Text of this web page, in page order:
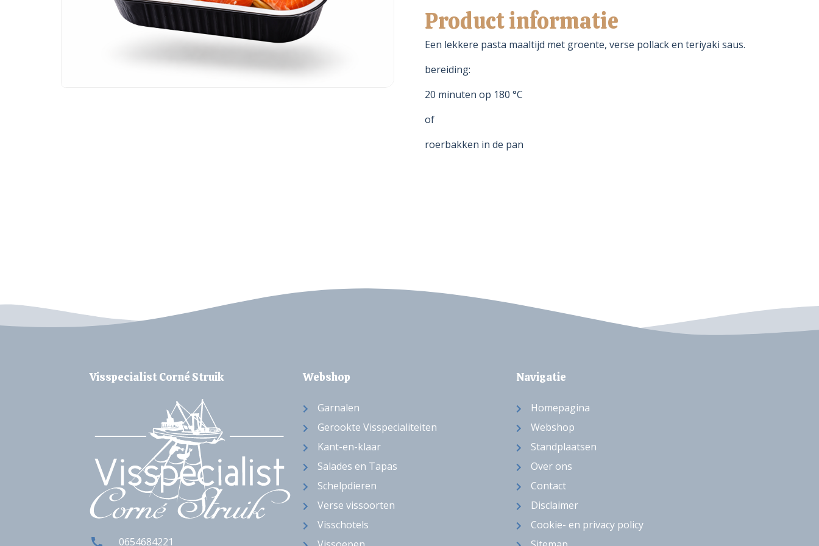
Product informatie
Een lekkere pasta maaltijd met groente, verse pollack en teriyaki saus.
bereiding:
20 minuten op 180 °C
of
roerbakken in de pan
Visspecialist Corné Struik
0654684221
Webshop
Garnalen
Gerookte Visspecialiteiten
Kant-en-klaar
Salades en Tapas
Schelpdieren
Verse vissoorten
Visschotels
Navigatie
Homepagina
Webshop
Standplaatsen
Over ons
Contact
Disclaimer
Cookie- en privacy policy